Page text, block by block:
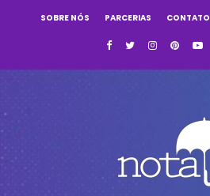
SOBRE NÓS PARCERIAS CONTATO